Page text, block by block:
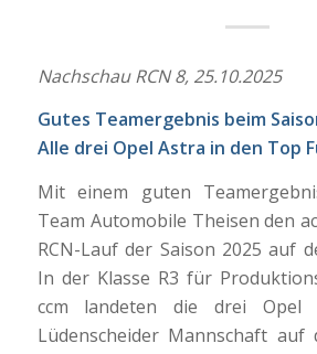
Nachschau RCN 8, 25.10.2025
Gutes Teamergebnis beim
Alle drei Opel Astra in den Top
Mit einem guten
Team Automobile Theisen den
RCN-Lauf der Saison 2025 auf
In der Klasse R3 für
ccm landeten die drei Opel
Lüdenscheider Mannschaft auf